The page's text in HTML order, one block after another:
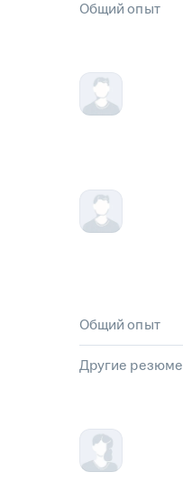
Общий опыт
Общий опыт
Другие резюме